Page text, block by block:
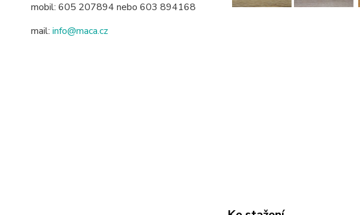
mobil: 605 207894 nebo 603 894168
mail: info@maca.cz